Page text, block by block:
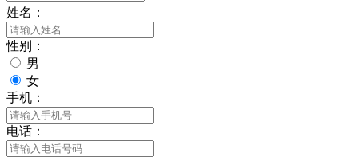
姓名：
性别：
男
女
手机：
电话：